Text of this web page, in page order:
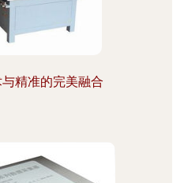
精准的完美融合